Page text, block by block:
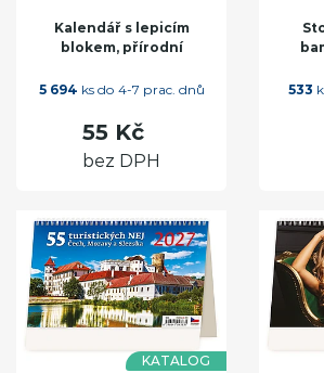
Kalendář s lepicím
blokem, přírodní
5 694 ks do 4-7 prac. dnů
55 Kč
bez DPH
533
KATALOG